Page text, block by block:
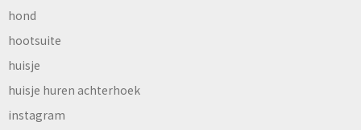
hond
hootsuite
huisje
huisje huren achterhoek
instagram